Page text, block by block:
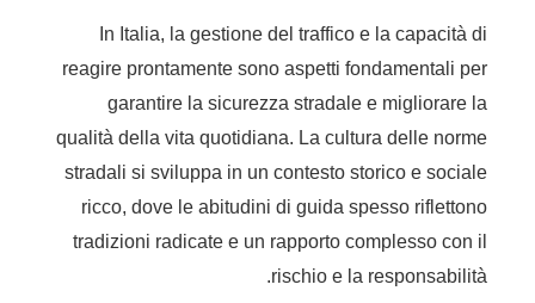
In Italia, la gestione del traffico e la capacità di
reagire prontamente sono aspetti fondamentali per
garantire la sicurezza stradale e migliorare la
qualità della vita quotidiana. La cultura delle norme
stradali si sviluppa in un contesto storico e sociale
ricco, dove le abitudini di guida spesso riflettono
tradizioni radicate e un rapporto complesso con il
rischio e la responsabilità.